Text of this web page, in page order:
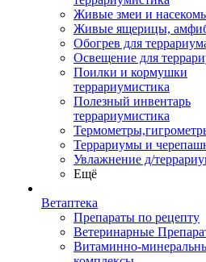
Живые змеи и
Живые ящерицы,
Обогрев для
Освещение для
Поилки и кормушки
террариумистика
Полезный инвентарь
террариумистика
Террариумы и
Увлажнение д/
Ещё
Ветаптека
Препараты по рецепту
Ветеринарные
Витаминно-